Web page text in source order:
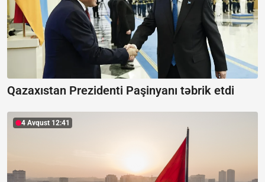
Qazaxıstan Prezidenti Paşinyanı təbrik etdi
4 Avqust 12:41